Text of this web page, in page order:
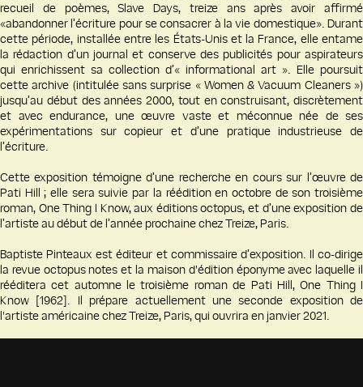
recueil de poèmes, Slave Days, treize ans après avoir affirmé
«abandonner l’écriture pour se consacrer à la vie domestique». Durant
cette période, installée entre les États-Unis et la France, elle entame
la rédaction d’un journal et conserve des publicités pour aspirateurs
qui enrichissent sa collection d’« informational art ». Elle poursuit
cette archive (intitulée sans surprise « Women & Vacuum Cleaners »)
jusqu’au début des années 2000, tout en construisant, discrètement
et avec endurance, une œuvre vaste et méconnue née de ses
expérimentations sur copieur et d’une pratique industrieuse de
l’écriture.
Cette exposition témoigne d’une recherche en cours sur l’œuvre de
Pati Hill ; elle sera suivie par la réédition en octobre de son troisième
roman, One Thing I Know, aux éditions octopus, et d’une exposition de
l’artiste au début de l’année prochaine chez Treize, Paris.
Baptiste Pinteaux est éditeur et commissaire d’exposition. Il co-dirige
la revue octopus notes et la maison d'édition éponyme avec laquelle il
rééditera cet automne le troisième roman de Pati Hill, One Thing I
Know [1962]. Il prépare actuellement une seconde exposition de
l'artiste américaine chez Treize, Paris, qui ouvrira en janvier 2021.